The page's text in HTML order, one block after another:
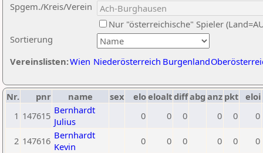
Sortierung
Spgem./Kreis/Verein
Nur "österreichische" Spieler
Vereinslisten:Wien Niederösterreich Burgenland
Nr. pnr name sex eloeloaltdiffabg anz pkt eloi
1 147615 Bernhardt
Julius
0 0 0 0 0 0
2 147616 Bernhardt
Kevin
0 0 0 0 0 0